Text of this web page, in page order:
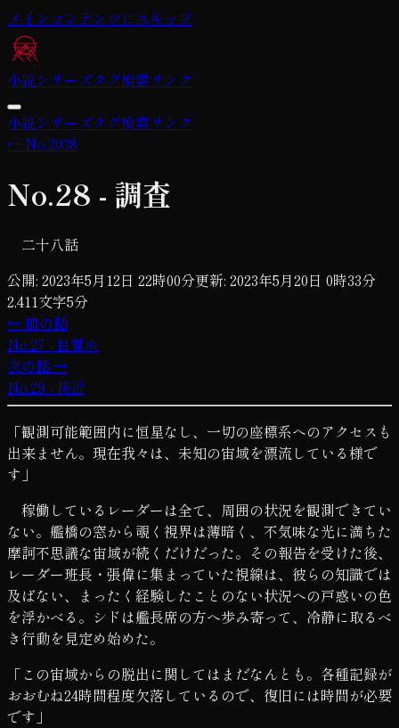
メインコンテンツにスキップ
小説シリーズタグ検索 リンク
小説シリーズタグ検索 リンク
← No.2038
No.28 - 調査
二十八話
公開: 2023年5月12日 22時00分更新: 2023年5月20日 0時33分
2,411文字5分
← 前の話
No.27 - 目覚め
次の話 →
No.29 - 接近
「観測可能範囲内に恒星なし、一切の座標系へのアクセスも
出来ません。現在我々は、未知の宙域を漂流している様で
す」
稼働しているレーダーは全て、周囲の状況を観測できてい
ない。艦橋の窓から覗く視界は薄暗く、不気味な光に満ちた
摩訶不思議な宙域が続くだけだった。その報告を受けた後、
レーダー班長・張偉に集まっていた視線は、彼らの知識では
及ばない、まったく経験したことのない状況への戸惑いの色
を浮かべる。シドは艦長席の方へ歩み寄って、冷静に取るべ
き行動を見定め始めた。
「この宙域からの脱出に関してはまだなんとも。各種記録が
おおむね24時間程度欠落しているので、復旧には時間が必要
です」